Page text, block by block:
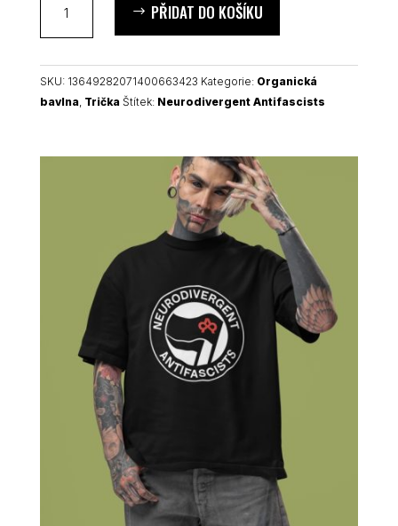
Antifascists
unisex
tričko
množství
PŘIDAT DO KOŠÍKU
SKU: 13649282071400663423 Kategorie: Organická
bavlna Trička Štítek: Neurodivergent Antifascists